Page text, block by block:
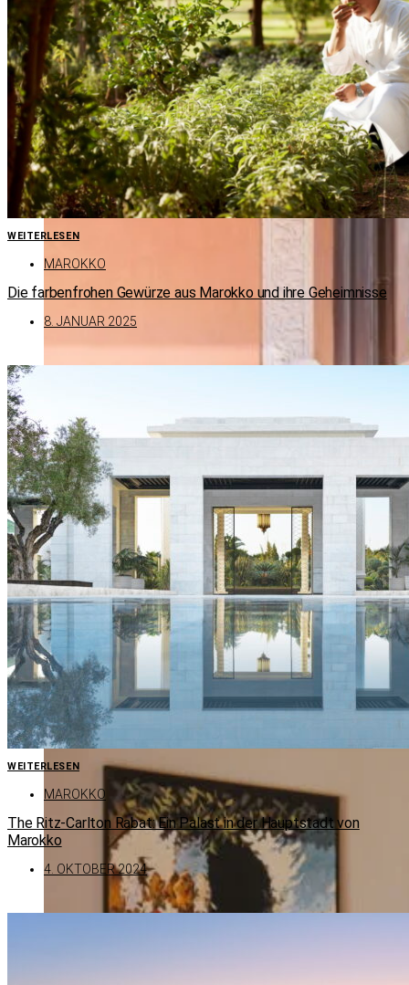
KAS­BAH TA­MA­DOT /​ MA­ROKKO (C) VIR­GIN LI­MI­TED EDI­TION
WEITERLESEN
MAROKKO
Die farbenfrohen Gewürze aus Marokko und ihre Geheimnisse
8. JANUAR 2025
WEITERLESEN
MAROKKO
The Ritz-Carlton Rabat: Ein Palast in der Hauptstadt von
Marokko
4. OKTOBER 2024